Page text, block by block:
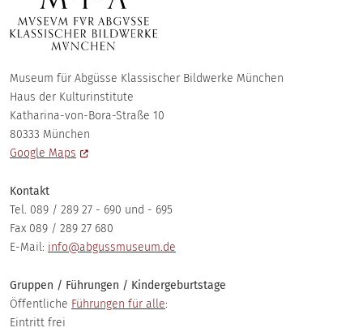
Museum für Abgüsse Klassischer Bildwerke München
Haus der Kulturinstitute
Katharina-von-Bora-Straße 10
80333 München
Google Maps
Kontakt
Tel. 089 / 289 27 - 690 und - 695
Fax 089 / 289 27 680
E-Mail: info@abgussmuseum.de
Gruppen / Führungen / Kindergeburtstage
Öffentliche Führungen für alle:
Eintritt frei